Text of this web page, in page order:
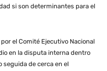
si son determinantes para el
el Comité Ejecutivo Nacional
en la disputa interna dentro
seguida de cerca en el